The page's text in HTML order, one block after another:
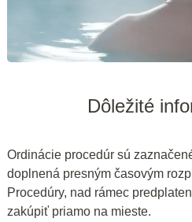
Dôležité
Ordinácie procedúr sú
doplnená presným časovým
Procedúry, nad rámec
zakúpiť priamo na mieste.